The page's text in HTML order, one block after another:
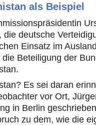
als Beispiel
die deutsche
Einsatz im
die Beteiligung der
Es sei daran
vor Ort,
in Berlin
zu dem, wie die